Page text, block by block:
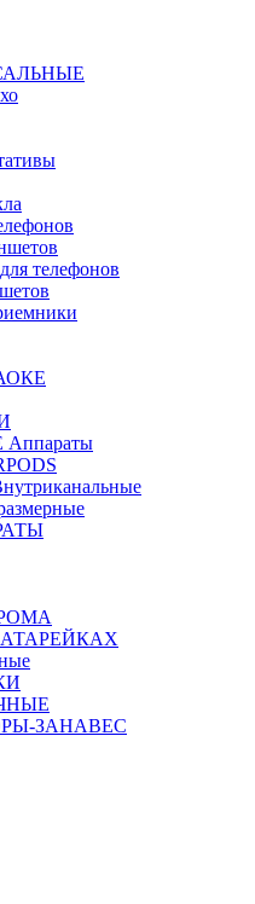
телефонов
ЗАНАВЕС